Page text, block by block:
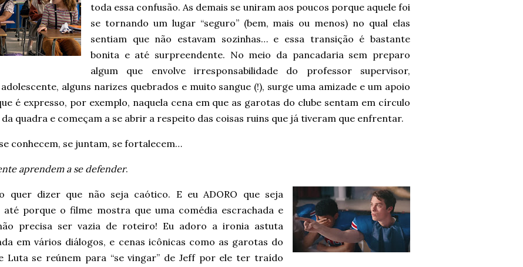
toda essa confusão. As demais se uniram aos poucos porque aquele foi
se tornando um lugar “seguro” (bem, mais ou menos) no qual elas
sentiam que não estavam sozinhas… e essa transição é bastante
bonita e até surpreendente. No meio da pancadaria sem preparo
algum que envolve irresponsabilidade do professor supervisor,
alguns narizes quebrados e muito sangue (!), surge uma amizade e um apoio
é expresso, por exemplo, naquela cena em que as garotas do clube sentam em círculo
da quadra e começam a se abrir a respeito das coisas ruins que já tiveram que enfrentar.
conhecem, se juntam, se fortalecem…
aprendem a se defender.
quer dizer que não seja caótico. E eu ADORO que seja
até porque o filme mostra que uma comédia escrachada e
precisa ser vazia de roteiro! Eu adoro a ironia astuta
em vários diálogos, e cenas icônicas como as garotas do
Luta se reúnem para “se vingar” de Jeff por ele ter traído